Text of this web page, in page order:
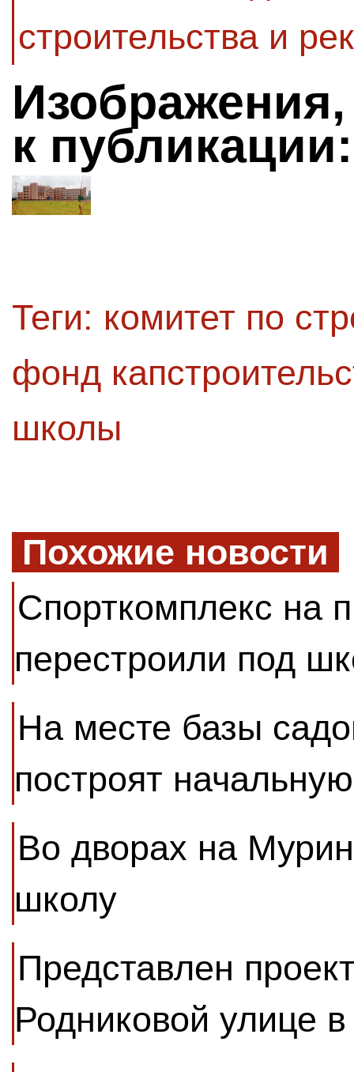
строительства и
к публикации:
Теги: комитет по
фонд
школы
Похожие новости
Спорткомплекс на
перестроили под
На месте базы
построят
Во дворах на
школу
Представлен
Родниковой улице